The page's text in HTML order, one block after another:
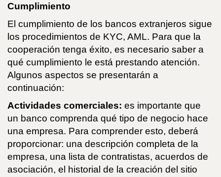
Cumplimiento
El cumplimiento de los bancos extranjeros sigue
los procedimientos de KYC, AML. Para que la
cooperación tenga éxito, es necesario saber a
qué cumplimiento le está prestando atención.
Algunos aspectos se presentarán a
continuación:
Actividades comerciales: es importante que
un banco comprenda qué tipo de negocio hace
una empresa. Para comprender esto, deberá
proporcionar: una descripción completa de la
empresa, una lista de contratistas, acuerdos de
asociación, el historial de la creación del sitio